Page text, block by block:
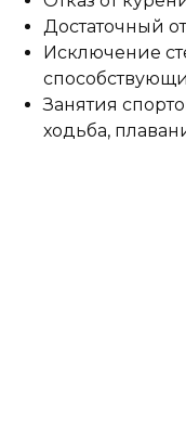
Достаточный
Исключение
Занятия
ходьба,